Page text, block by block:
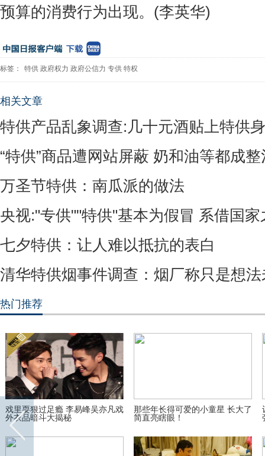
预算的消费行为出现。(李英华)
标签： 特供 政府权力 政府公信力 专供 特权
相关文章
特供产品乱象调查:几十元酒贴上特供
“特供”商品遭网站屏蔽 奶和油等都成
万圣节特供：南瓜派的做法
央视:"专供""特供"基本为假冒 系借国
七夕特供：让人难以抵抗的表白
清华特供烟事件调查：烟厂称只是想
热门推荐
戏里耍狠过足瘾 李易峰吴亦凡戏
外衣品暗斗大揭秘
那些年长得可爱的小童星 长大了
简直亮瞎眼！